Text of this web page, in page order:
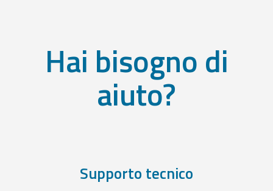
Hai bisogno di
aiuto?
Supporto tecnico